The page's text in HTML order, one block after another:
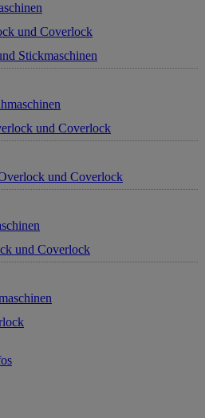
und Coverlock
Stickmaschinen
und Coverlock
und Coverlock
und Coverlock